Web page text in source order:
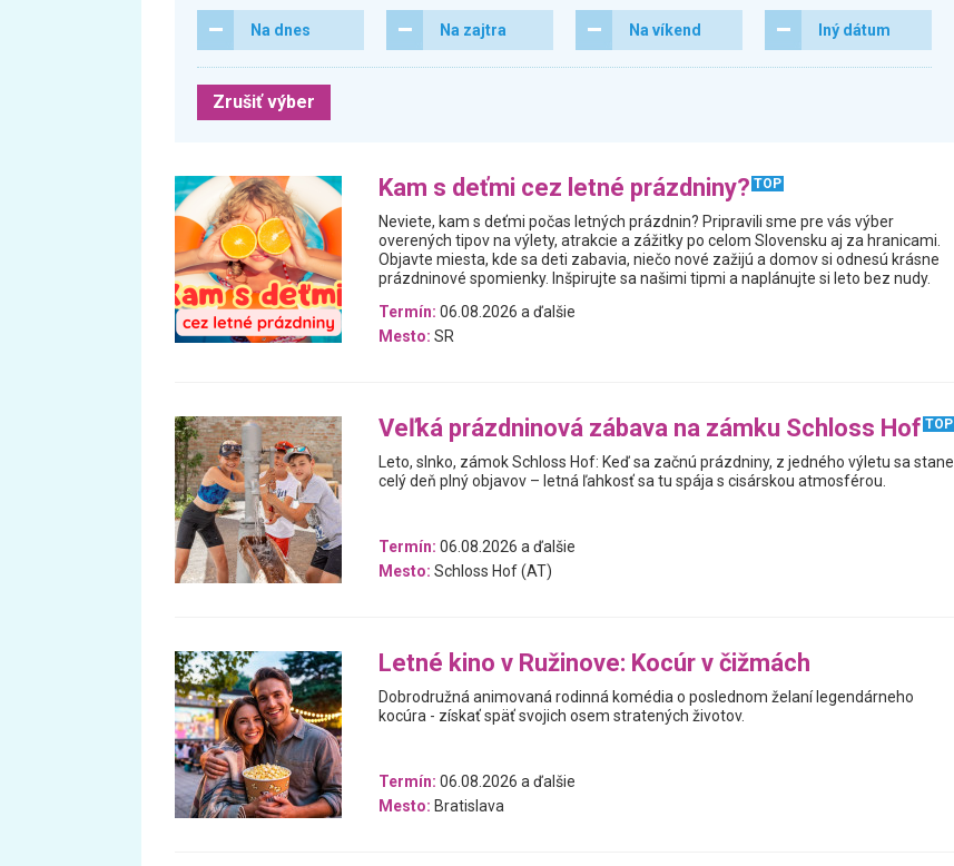
Na dnes Na zajtra Na víkend Iný dátum
Zrušiť výber
Kam s deťmi cez letné prázdniny? TOP
Neviete, kam s deťmi počas letných prázdnin? Pripravili sme pre vás výber
overených tipov na výlety, atrakcie a zážitky po celom Slovensku aj za hranicami.
Objavte miesta, kde sa deti zabavia, niečo nové zažijú a domov si odnesú krásne
prázdninové spomienky. Inšpirujte sa našimi tipmi a naplánujte si leto bez nudy.
Termín: 06.08.2026 a ďalšie
Mesto: SR
Veľká prázdninová zábava na zámku Schloss Hof TOP
Leto, slnko, zámok Schloss Hof: Keď sa začnú prázdniny, z jedného výletu sa stane
celý deň plný objavov – letná ľahkosť sa tu spája s cisárskou atmosférou.
Termín: 06.08.2026 a ďalšie
Mesto: Schloss Hof (AT)
Letné kino v Ružinove: Kocúr v čižmách
Dobrodružná animovaná rodinná komédia o poslednom želaní legendárneho
kocúra - získať späť svojich osem stratených životov.
Termín: 06.08.2026 a ďalšie
Mesto: Bratislava